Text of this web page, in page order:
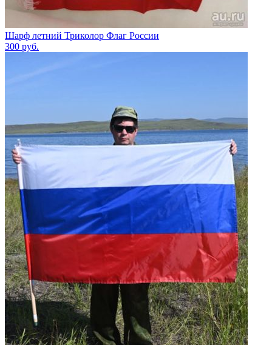
Шарф летний Триколор Флаг России
300 руб.